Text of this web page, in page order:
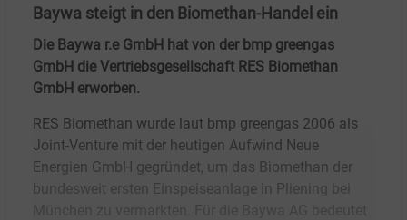
Baywa steigt in den Biomethan-Handel ein
Die Baywa r.e GmbH hat von der bmp greengas
GmbH die Vertriebsgesellschaft RES Biomethan
GmbH erworben.
RES Biomethan wurde laut bmp greengas 2006 als
Joint-Venture mit der heutigen Aufwind Neue
Energien GmbH gegründet, um das Biomethan der
bundesweit ersten Einspeiseanlage in Pliening bei